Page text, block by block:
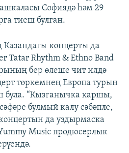
Софиядә һәм 29
тиеш булган.
концерты да
Tatar Rhythm & Ethno Band
бер өлеше чит илдә
төркемнең Европа турын
була. “Кызганычка каршы,
булмый калу сәбәпле,
да уздырмаска
Music продюсерлык